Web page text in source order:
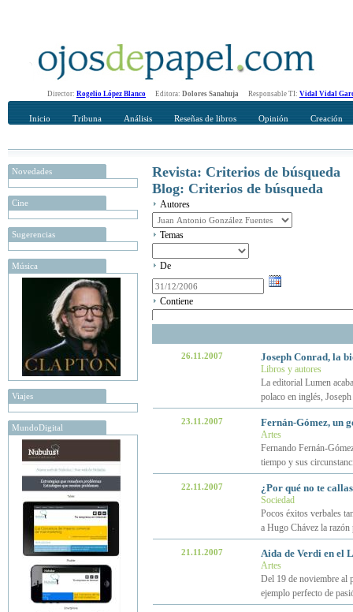
Director: Rogelio López Blanco Editora: Dolores Sanahuja Responsable TI: Vidal Vidal
Inicio Tribuna Análisis Reseñas de libros Opinión Creación
Novedades
Cine
Sugerencias
Música
Viajes
MundoDigital
Revista: Criterios de búsqueda
Blog: Criterios de búsqueda
Autores
Temas
De
Contiene
26.11.2007 Joseph Conrad, la
Libros y autores
La editorial Lumen
polaco en inglés,
23.11.2007 Fernán-Gómez, un
Artes
Fernando Fernán-
tiempo y sus
22.11.2007 ¿Por qué no te
Sociedad
Pocos éxitos verbales
a Hugo Chávez la razón
21.11.2007 Aida de Verdi en el
Artes
Del 19 de noviembre al
ejemplo perfecto de